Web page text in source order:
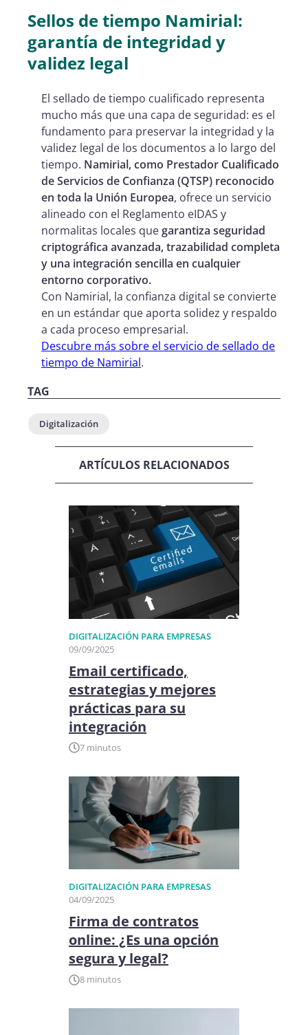
Sellos de tiempo Namirial:
garantía de integridad y
validez legal
El sellado de tiempo cualificado representa
mucho más que una capa de seguridad: es el
fundamento para preservar la integridad y la
validez legal de los documentos a lo largo del
tiempo. Namirial, como Prestador Cualificado
de Servicios de Confianza (QTSP) reconocido
en toda la Unión Europea, ofrece un servicio
alineado con el Reglamento eIDAS y
normalitas locales quegarantiza seguridad
criptográfica avanzada, trazabilidad completa
y una integración sencilla en cualquier
entorno corporativo.
Con Namirial, la confianza digital se convierte
en un estándar que aporta solidez y respaldo
a cada proceso empresarial.
Descubre más sobre el servicio de sellado de
tiempo de Namirial.
TAG
Digitalización
ARTÍCULOS RELACIONADOS
DIGITALIZACIÓN PARA EMPRESAS
09/09/2025
Email certificado,
estrategias y mejores
prácticas para su
integración
7 minutos
DIGITALIZACIÓN PARA EMPRESAS
04/09/2025
Firma de contratos
online: ¿Es una opción
segura y legal?
8 minutos